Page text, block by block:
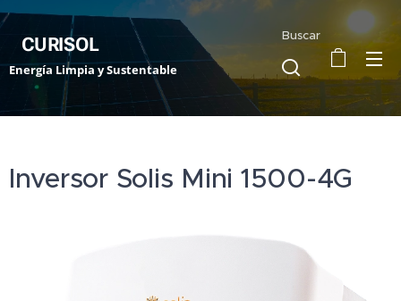
CURISOL
Energía Limpia y Sustentable
Buscar
Inversor Solis Mini 1500-4G